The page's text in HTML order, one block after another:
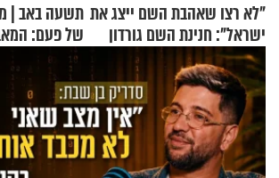
"לא רצו שאהבת השם ייצג את
ישראל": חנינת השם גורדון
בריאיון מעורר השראה
תשעה באב |
של פעם: